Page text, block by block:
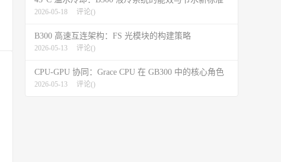
2026-05-18 评论()
B300 高速互连架构：FS 光模块的构建策略
2026-05-13 评论()
CPU-GPU 协同：Grace CPU 在 GB300 中的核心角色
2026-05-13 评论()